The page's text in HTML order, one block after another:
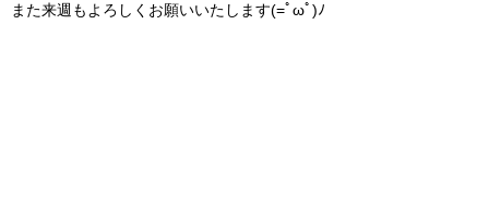
また来週もよろしくお願いいたします(=ﾟωﾟ)ﾉ